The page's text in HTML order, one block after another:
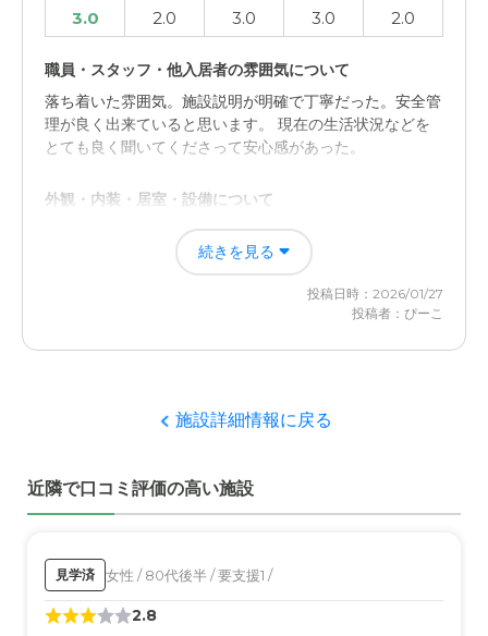
3.0 2.0 3.0 3.0 2.0
職員・スタッフ・他入居者の雰囲気について
落ち着いた雰囲気。施設説明が明確で丁寧だった。安全管
理が良く出来ていると思います。 現在の生活状況などを
とても良く聞いてくださって安心感があった。
外観・内装・居室・設備について
物の整理整頓があまりされていないように感じた。階段が
急なので災害の時の避難が少し不安だと感じた。 料金が
思っていたより高かった。
続きを見る
投稿日時：2026/01/27
投稿者：ぴーこ
施設詳細情報に戻る
近隣で口コミ評価の高い施設
見学済 女性 / 80代後半 / 要支援1 /
2.8